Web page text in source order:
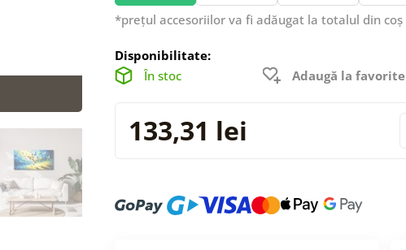
*prețul accesoriilor va fi adăugat la totalul din coș
Disponibilitate:
În stoc
Adaugă la favorite
133,31 lei